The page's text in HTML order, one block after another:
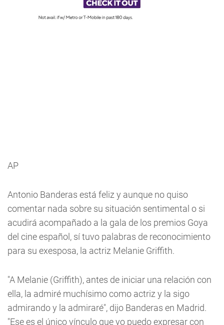
AP
Antonio Banderas está feliz y aunque no quiso
comentar nada sobre su situación sentimental o si
acudirá acompañado a la gala de los premios Goya
del cine español, sí tuvo palabras de reconocimiento
para su exesposa, la actriz Melanie Griffith.
"A Melanie (Griffith), antes de iniciar una relación con
ella, la admiré muchísimo como actriz y la sigo
admirando y la admiraré", dijo Banderas en Madrid.
"Ese es el único vínculo que yo puedo expresar con